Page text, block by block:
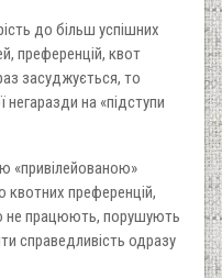
до більш успішних
преференцій, квот
засуджується, то
негаразди на «підступи
«привілейованою»
преференцій,
не працюють, порушують
справедливість одразу